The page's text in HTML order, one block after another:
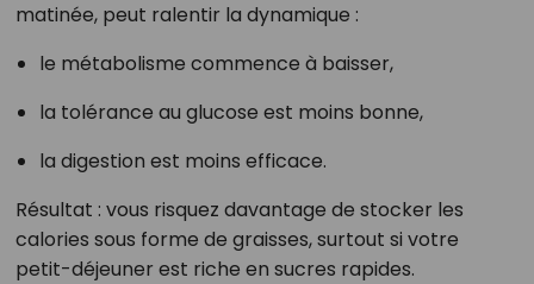
matinée, peut ralentir la dynamique :
le métabolisme commence à baisser,
la tolérance au glucose est moins bonne,
la digestion est moins efficace.
Résultat : vous risquez davantage de stocker les
calories sous forme de graisses, surtout si votre
petit-déjeuner est riche en sucres rapides.